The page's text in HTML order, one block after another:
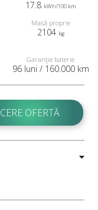
17.8 kWh/100 km
Masă proprie
2104 kg
Garanţie baterie
96 luni / 160.000 km
CERE OFERTĂ